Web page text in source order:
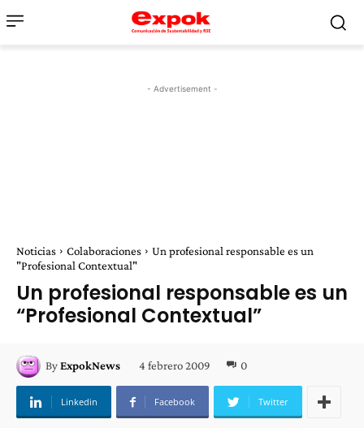
- Advertisement -
Noticias Colaboraciones
Un profesional responsable es un
"Profesional Contextual"
Un profesional responsable es un
“Profesional Contextual”
ByExpokNews 4 febrero 2009 0
Linkedin Facebook Twitter